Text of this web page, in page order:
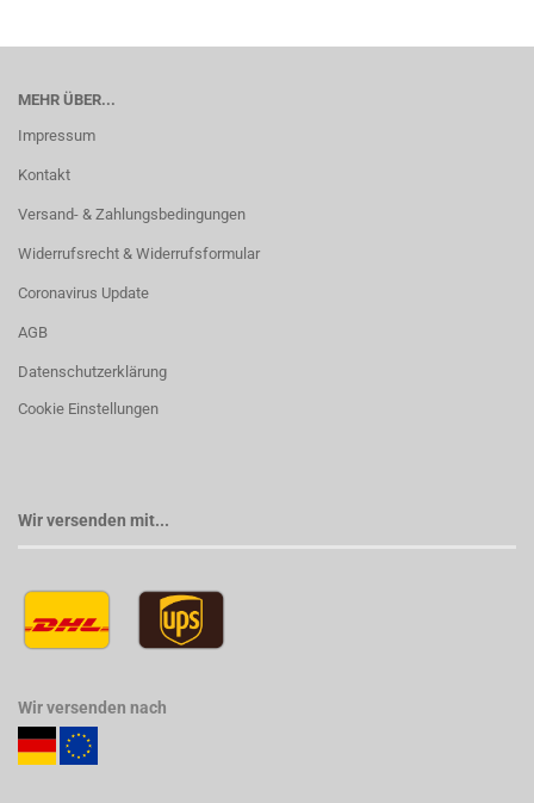
MEHR ÜBER...
Impressum
Kontakt
Versand- & Zahlungsbedingungen
Widerrufsrecht & Widerrufsformular
Coronavirus Update
AGB
Datenschutzerklärung
Cookie Einstellungen
Wir versenden mit...
Wir versenden nach